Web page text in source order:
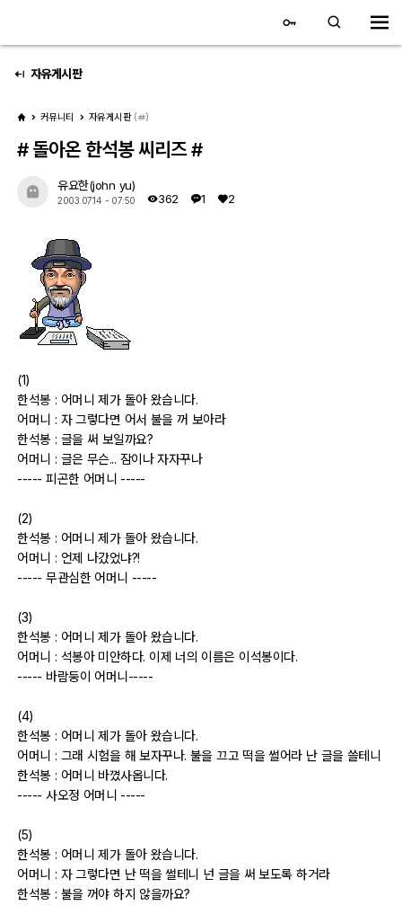
홈
갤러리
자유 갤러리
회원 갤러리
전시회 갤러리
飛龍/김상환님 아침 갤러리
커뮤니티
자유게시판
오프라인
장터
가입인사
출사 소식
출사 포인트
맛집 / 멋집
자유게시판
커뮤니티 자유게시판 ( )
# 돌아온 한석봉 씨리즈 #
유요한(john yu)
2003.07.14 - 07:50 362 1 2
(1)
한석봉 : 어머니 제가 돌아 왔습니다.
어머니 : 자 그렇다면 어서 불을 꺼 보아라
한석봉 : 글을 써 보일까요?
어머니 : 글은 무슨... 잠이나 자자꾸나
----- 피곤한 어머니 -----
(2)
한석봉 : 어머니 제가 돌아 왔습니다.
어머니 : 언제 나갔었냐?!
----- 무관심한 어머니 -----
(3)
한석봉 : 어머니 제가 돌아 왔습니다.
어머니 : 석봉아 미안하다. 이제 너의 이름은 이석봉이다.
----- 바람둥이 어머니-----
(4)
한석봉 : 어머니 제가 돌아 왔습니다.
어머니 : 그래 시험을 해 보자꾸나. 불을 끄고 떡을 썰어라 난 글을 쓸테니
한석봉 : 어머니 바꼈사옵니다.
----- 사오정 어머니 -----
(5)
한석봉 : 어머니 제가 돌아 왔습니다.
어머니 : 자 그렇다면 난 떡을 썰테니 넌 글을 써 보도록 하거라
한석봉 : 불을 꺼야 하지 않을까요?